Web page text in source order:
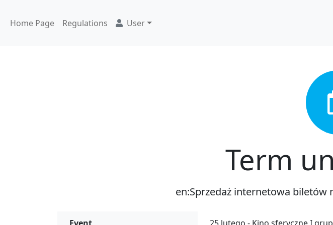
Home Page Regulations User
Term
en:Sprzedaż internetowa biletów